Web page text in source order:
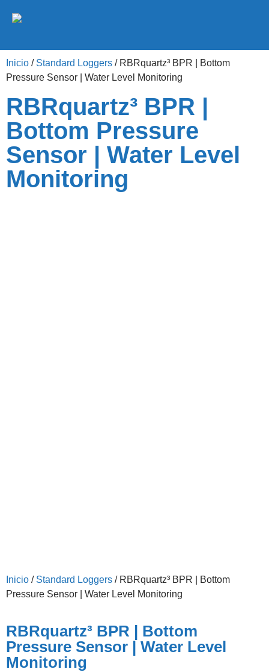
Inicio / Standard Loggers / RBRquartz³ BPR | Bottom
Pressure Sensor | Water Level Monitoring
RBRquartz³ BPR |
Bottom Pressure
Sensor | Water Level
Monitoring
Inicio / Standard Loggers / RBRquartz³ BPR | Bottom
Pressure Sensor | Water Level Monitoring
RBRquartz³ BPR | Bottom
Pressure Sensor | Water Level
Monitoring